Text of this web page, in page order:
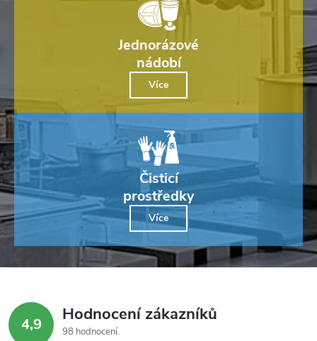
Jednorázové
nádobí
Více
Čisticí
prostředky
Více
4,9 Hodnocení zákazníků
98 hodnocení